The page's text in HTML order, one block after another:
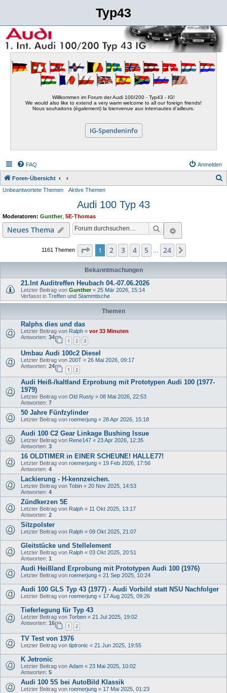
Typ43
Willkommen im Forum der Audi 100/200 - Typ43 - IG!
We would also like to extend a very warm welcome to all our foreign friends!
Nous souhaitons (également) la bienvenue aux internautes d'ailleurs.
IG-Spendeninfo
FAQ Anmelden
Foren-Übersicht
Unbeantwortete Themen Aktive Themen
Audi 100 Typ 43
Moderatoren: Gunther, 5E-Thomas
Neues Thema Suche
1161 Themen Seite 1von 24
1 2 3 4 5 … 24
Bekanntmachungen
21.Int Auditreffen Heubach 04.-07.06.2026
Letzter Beitrag von Gunther« 25 Mär 2026, 15:14
Verfasst in Treffen und Stammtische
Themen
Ralphs dies und das
Letzter Beitrag von Ralph « vor 33 Minuten
Antworten: 34
1 2 3
Umbau Audi 100c2 Diesel
Letzter Beitrag von 200T « 26 Mai 2026, 09:17
Antworten: 24
1 2
Audi Heiß-/kaltland Erprobung mit Prototypen Audi 100 (1977-
1979)
Letzter Beitrag von Old Rusty « 08 Mai 2026, 22:53
Antworten: 7
50 Jahre Fünfzylinder
Letzter Beitrag von roemerjung « 28 Apr 2026, 15:18
Audi 100 C2 Gear Linkage Bushing Issue
Letzter Beitrag von Rene147 « 23 Apr 2026, 12:35
Antworten: 3
16 OLDTIMER in EINER SCHEUNE! HALLE77!
Letzter Beitrag von roemerjung « 19 Feb 2026, 17:56
Antworten: 4
Lackierung - H-kennzeichen.
Letzter Beitrag von Tobin « 20 Nov 2025, 14:53
Antworten: 4
Zündkerzen 5E
Letzter Beitrag von Ralph « 11 Okt 2025, 13:17
Antworten: 2
Sitzpolster
Letzter Beitrag von Ralph « 09 Okt 2025, 21:07
Gleitstücke und Stellelement
Letzter Beitrag von Ralph « 03 Okt 2025, 20:51
Antworten: 1
Audi Heißland Erprobung mit Prototypen Audi 100 (1976)
Letzter Beitrag von roemerjung « 21 Sep 2025, 10:24
Audi 100 GLS Typ 43 (1977) - Audi Vorbild statt NSU Nachfolger
Letzter Beitrag von roemerjung « 17 Aug 2025, 09:26
Tieferlegung für Typ 43
Letzter Beitrag von Torben « 21 Jul 2025, 19:02
Antworten: 16
1 2
TV Test von 1976
Letzter Beitrag von tiptronic « 21 Jun 2025, 19:55
K Jetronic
Letzter Beitrag von Adam « 23 Mai 2025, 10:02
Antworten: 5
Audi 100 5S bei AutoBild Klassik
Letzter Beitrag von roemerjung « 17 Mai 2025, 01:23